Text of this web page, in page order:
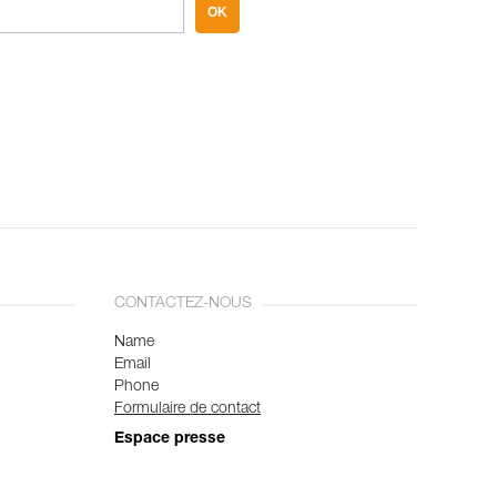
OK
CONTACTEZ-NOUS
Name
Email
Phone
Formulaire de contact
Espace presse